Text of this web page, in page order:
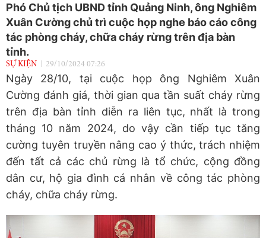
Phó Chủ tịch UBND tỉnh Quảng Ninh, ông Nghiêm
Xuân Cường chủ trì cuộc họp nghe báo cáo công
tác phòng cháy, chữa cháy rừng trên địa bàn
tỉnh.
SỰ KIỆN 29/10/2024 07:26
Ngày 28/10, tại cuộc họp ông Nghiêm Xuân
Cường đánh giá, thời gian qua tần suất cháy rừng
trên địa bàn tỉnh diễn ra liên tục, nhất là trong
tháng 10 năm 2024, do vậy cần tiếp tục tăng
cường tuyên truyền nâng cao ý thức, trách nhiệm
đến tất cả các chủ rừng là tổ chức, cộng đồng
dân cư, hộ gia đình cá nhân về công tác phòng
cháy, chữa cháy rừng.